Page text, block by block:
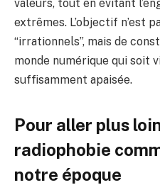
valeurs, tout en évitant
extrêmes. L’objectif n’est
“irrationnels”, mais de
monde numérique qui soit
suffisamment apaisée.
Pour aller plus
radiophobie
notre époque